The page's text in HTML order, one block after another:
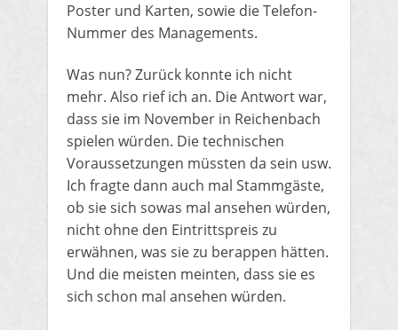
Poster und Karten, sowie die Telefon-
Nummer des Managements.
​Was nun? Zurück konnte ich nicht
mehr. Also rief ich an. Die Antwort war,
dass sie im November in Reichenbach
spielen würden. Die technischen
Voraussetzungen müssten da sein usw.
Ich fragte dann auch mal Stammgäste,
ob sie sich sowas mal ansehen würden,
nicht ohne den Eintrittspreis zu
erwähnen, was sie zu berappen hätten.
Und die meisten meinten, dass sie es
sich schon mal ansehen würden.